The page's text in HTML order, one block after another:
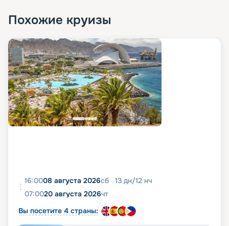
Похожие круизы
16:0008 августа 2026сб 13 дн/12 нч
07:0020 августа 2026чт
Вы посетите 4 страны: